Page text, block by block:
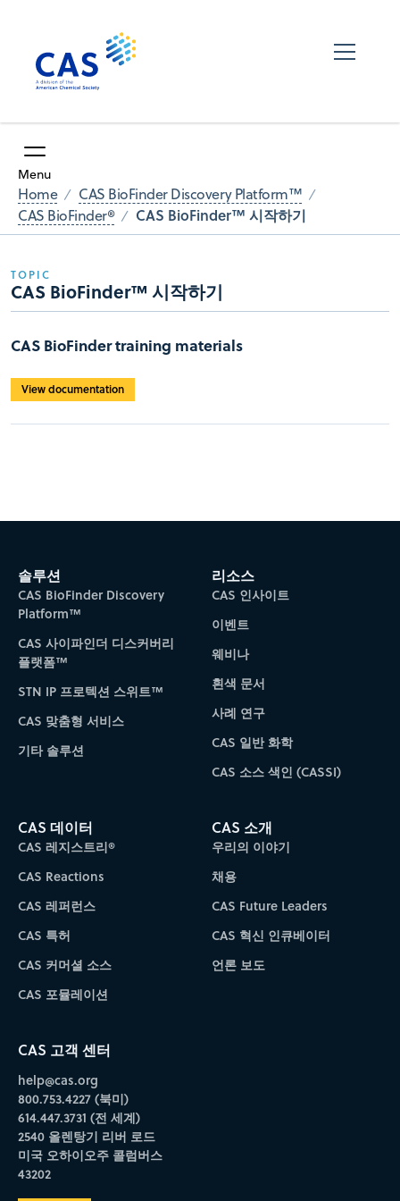
Menu
Home
CAS BioFinder Discovery Platform™
CAS BioFinder®
CAS BioFinder™ 시작하기
TOPIC
CAS BioFinder™ 시작하기
CAS BioFinder training materials
View documentation
솔루션
CAS BioFinder Discovery
Platform™
CAS 사이파인더 디스커버리
플랫폼™
STN IP 프로텍션 스위트™
CAS 맞춤형 서비스
기타 솔루션
리소스
CAS 인사이트
이벤트
웨비나
흰색 문서
사례 연구
CAS 일반 화학
CAS 소스 색인 (CASSI)
CAS 데이터
CAS 레지스트리®
CAS Reactions
CAS 레퍼런스
CAS 특허
CAS 커머셜 소스
CAS 포뮬레이션
CAS 소개
우리의 이야기
채용
CAS Future Leaders
CAS 혁신 인큐베이터
언론 보도
CAS 고객 센터
help@cas.org
800.753.4227 (북미)
614.447.3731 (전 세계)
2540 올렌탕기 리버 로드
미국 오하이오주 콜럼버스
43202